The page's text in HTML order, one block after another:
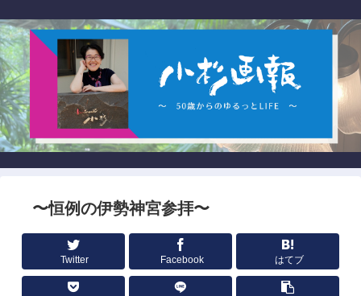
〜恒例の伊勢神宮参拝〜
Twitter Facebook はてブ